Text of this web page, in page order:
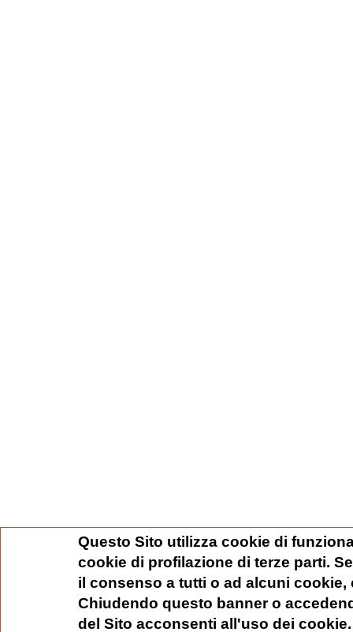
Questo Sito utilizza cookie di
cookie di profilazione di terze parti.
il consenso a tutti o ad alcuni
Chiudendo questo banner o
del Sito acconsenti all'uso dei cookie.